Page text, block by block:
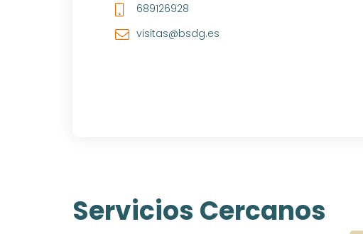
689126928
visitas@bsdg.es
Servicios Cercanos